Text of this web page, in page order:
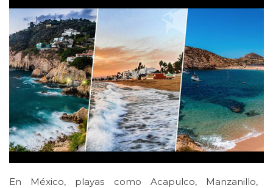
En México, playas como Acapulco, Manzanillo,